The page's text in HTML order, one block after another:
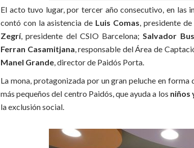
El acto tuvo lugar, por tercer año consecutivo, en las
contó con la asistencia de Luis Comas , presidente
Zegrí, presidente del CSIO Barcelona; Salvador
Ferran Casamitjana , responsable del Área de
Manel Grande , director de Paidós Porta.
La mona, protagonizada por un gran peluche en
más pequeños del centro Paidós, que ayuda a los niños
la exclusión social.